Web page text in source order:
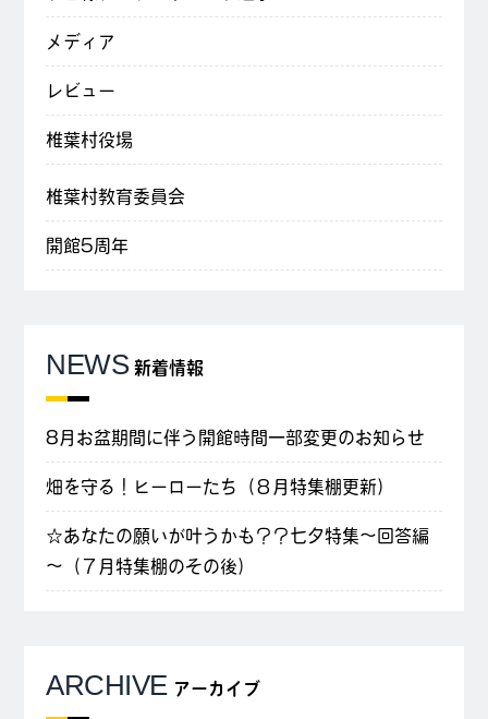
メディア
レビュー
椎葉村役場
椎葉村教育委員会
開館5周年
NEWS 新着情報
8月お盆期間に伴う開館時間一部変更のお知らせ
畑を守る！ヒーローたち（８月特集棚更新）
☆あなたの願いが叶うかも？？七夕特集～回答編
～（７月特集棚のその後）
ARCHIVE アーカイブ